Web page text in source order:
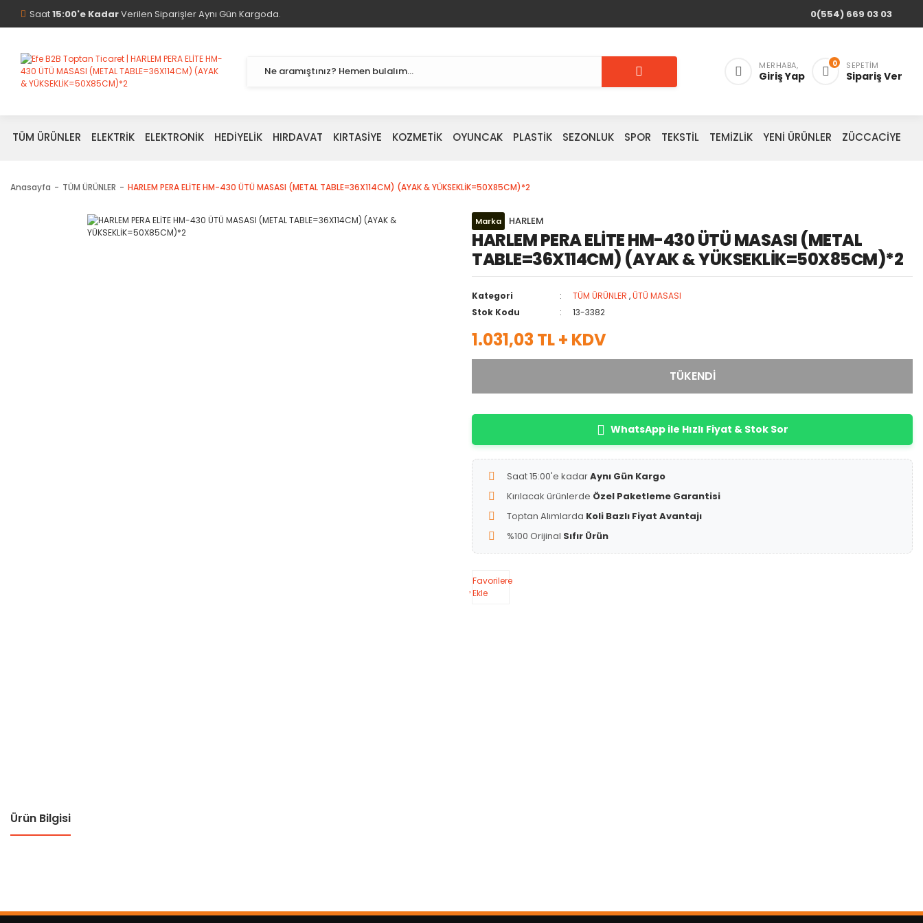
Saat15:00'e KadarVerilen Siparişler Aynı Gün Kargoda. 0(554) 669 03 03
MERHABA,
Giriş Yap
0 SEPETIM
Sipariş Ver
TÜM ÜRÜNLER ELEKTRİK ELEKTRONİK HEDİYELİK HIRDAVAT KIRTASİYE KOZMETİK OYUNCAK PLASTİK SEZONLUK SPOR TEKSTİL TEMİZLİK YENİ ÜRÜNLER ZÜCCACİYE
Anasayfa TÜM ÜRÜNLER HARLEM PERA ELİTE HM-430 ÜTÜ MASASI (METAL TABLE=36X114CM) (AYAK & YÜKSEKLİK=50X85CM)*2
Marka HARLEM
HARLEM PERA ELİTE HM-430 ÜTÜ MASASI (METAL
TABLE=36X114CM) (AYAK & YÜKSEKLİK=50X85CM)*2
Kategori TÜM ÜRÜNLER ,ÜTÜ MASASI
Stok Kodu
13-3382
1.031,03 TL + KDV
TÜKENDİ
WhatsApp ile Hızlı Fiyat & Stok Sor
Saat 15:00'e kadarAynı Gün Kargo
Kırılacak ürünlerde Özel Paketleme Garantisi
Toptan Alımlarda Koli Bazlı Fiyat Avantajı
%100 Orijinal Sıfır Ürün
Favorilere
Ekle
Ürün Bilgisi